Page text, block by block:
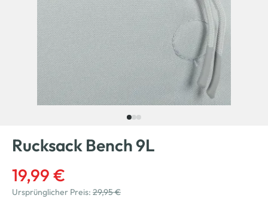
Rucksack Bench 9L
19,99 €
Ursprünglicher Preis: 29,95 €